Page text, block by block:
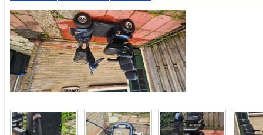
<< Terug naar het advertentie overzicht